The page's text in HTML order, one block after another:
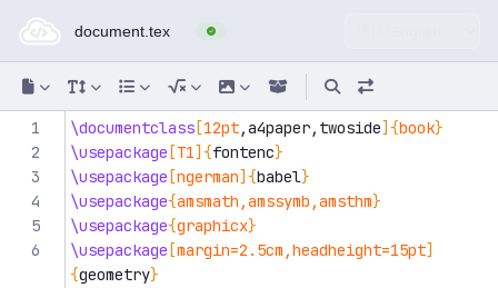
Online LaTeX Editor —
1 \documentclass [12pt,a4paper,twoside]{book}
2
\usepackage [T1]{fontenc}
3
\usepackage [ngerman]{babel}
4
\usepackage{amsmath,amssymb,amsthm}
5
\usepackage{graphicx}
6
\usepackage [margin=2.5cm,headheight=15pt]
{geometry}